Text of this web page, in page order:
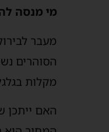
מי מנסה
מעבר
הסוהרים
מקלות
​האם ייתכן